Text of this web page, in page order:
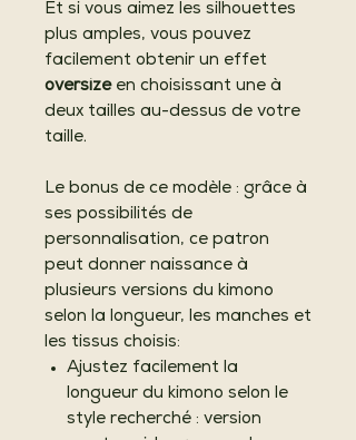
Et si vous aimez les silhouettes
plus amples, vous pouvez
facilement obtenir un effet
oversizeen choisissant une à
deux tailles au-dessus de votre
taille.
Le bonus de ce modèle : grâce à
ses possibilités de
personnalisation, ce patron
peut donner naissance à
plusieurs versions du kimono
selon la longueur, les manches et
les tissus choisis:
Ajustez facilement la
longueur du kimono selon le
style recherché : version